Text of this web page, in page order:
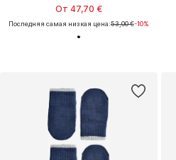
От 47,70 €
Последняя самая низкая цена:53,00 €-10%